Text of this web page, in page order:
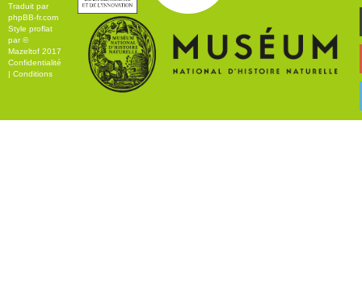
Traduit par
phpBB-fr.com
Style proflat
par ©
Mazeltof 2017
Confidentialité
| Conditions